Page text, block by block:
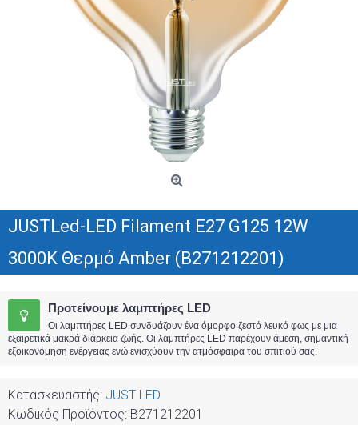
JUSTLed-LED Filament Ε27 G125 12W
3000K Θερμό Amber (B271212201)
Προτείνουμε λαμπτήρες LED
Οι λαμπτήρες LED συνδυάζουν ένα όμορφο ζεστό λευκό φως με μια
εξαιρετικά μακρά διάρκεια ζωής. Οι λαμπτήρες LED παρέχουν άμεση, σημαντική
εξοικονόμηση ενέργειας ενώ ενισχύουν την ατμόσφαιρα του σπιτιού σας.
Κατασκευαστής: JUST LED
Κωδικός Προϊόντος: B271212201